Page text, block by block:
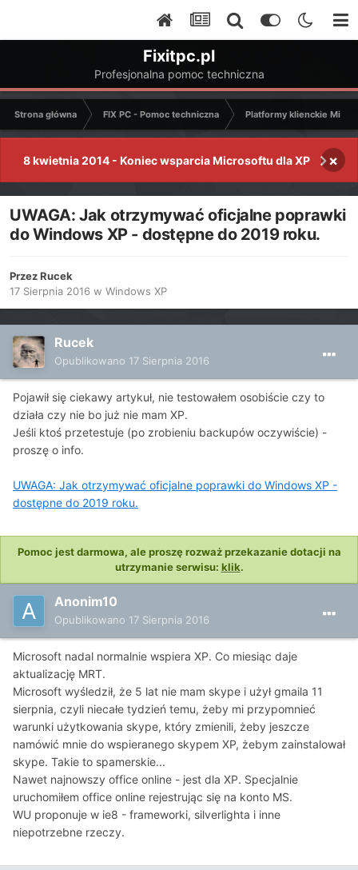
Fixitpc.pl
Profesjonalna pomoc techniczna
Strona główna FIX PC - Pomoc techniczna Platformy klienckie
8 kwietnia 2014 - Koniec wsparcia Microsoftu dla XP ×
UWAGA: Jak otrzymywać oficjalne poprawki
do Windows XP - dostępne do 2019 roku.
PrzezRucek
17 Sierpnia 2016 w Windows XP
Rucek
Opublikowano 17 Sierpnia 2016
Pojawił się ciekawy artykuł, nie testowałem osobiście czy to
działa czy nie bo już nie mam XP.
Jeśli ktoś przetestuje (po zrobieniu backupów oczywiście) -
proszę o info.
UWAGA: Jak otrzymywać oficjalne poprawki do Windows XP -
dostępne do 2019 roku.
Pomoc jest darmowa, ale proszę rozważ przekazanie dotacji na
utrzymanie serwisu: klik.
Anonim10
Opublikowano 17 Sierpnia 2016
Microsoft nadal normalnie wspiera XP. Co miesiąc daje
aktualizację MRT.
Microsoft wyśledził, że 5 lat nie mam skype i użył gmaila 11
sierpnia, czyli niecałe tydzień temu, żeby mi przypomnieć
warunki użytkowania skype, który zmienili, żeby jeszcze
namówić mnie do wspieranego skypem XP, żebym zainstalował
skype. Takie to spamerskie...
Nawet najnowszy office online - jest dla XP. Specjalnie
uruchomiłem office online rejestrując się na konto MS.
WU proponuje w ie8 - frameworki, silverlighta i inne
niepotrzebne rzeczy.